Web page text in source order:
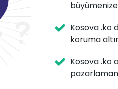
Kosova .ko
koruma
Kosova .ko